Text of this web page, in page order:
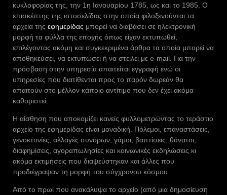
κυκλοφορίας της, την 1η Ιανουαρίου 1785, ως και το 1985. Ο
επισκέπτης της ιστοσελίδας στην οποία φιλοξενούνται τα
αρχεία της εφημερίδας μπορεί να διαβάσει σε ηλεκτρονική
μορφή τα φύλλα της εποχής όπως είχαν εκτυπωθεί,
επιλέγοντας ακόμη και συγκεκριμένα άρθρα τα οποία μπορεί να
αποθηκεύσει, να εκτυπώσει ή να στείλει με e-mail. Για την
πρόσβαση στην υπηρεσία απαιτείται εγγραφή ενώ οι
υπηρεσίες που διατίθενται προς το παρόν δωρεάν θα
απαιτούν στο μέλλον κάποιο αντίτιμο που δεν έχει ακόμα
καθοριστεί.
Η αίσθηση που αποκομίζει κανείς φυλλομετρώντας το τεράστιο
αρχείο της εφημερίδας είναι μοναδική. Πόλεμοι, επαναστάσεις,
γενοκτονίες, αλλαγές συνόρων, γάμοι, βαπτίσεις, θάνατοι,
διαφημίσεις, αγοραπωλησίες και κοινωνικές εκδηλώσεις κι
ακόμα εκτιμήσεις που διαψεύστηκαν και άλλες που
προδιέγραψαν τη μορφή του σύγχρονου κόσμου.
Από το πρωί που ανακάλυψα το αρχείο (από μια δημοσίευση